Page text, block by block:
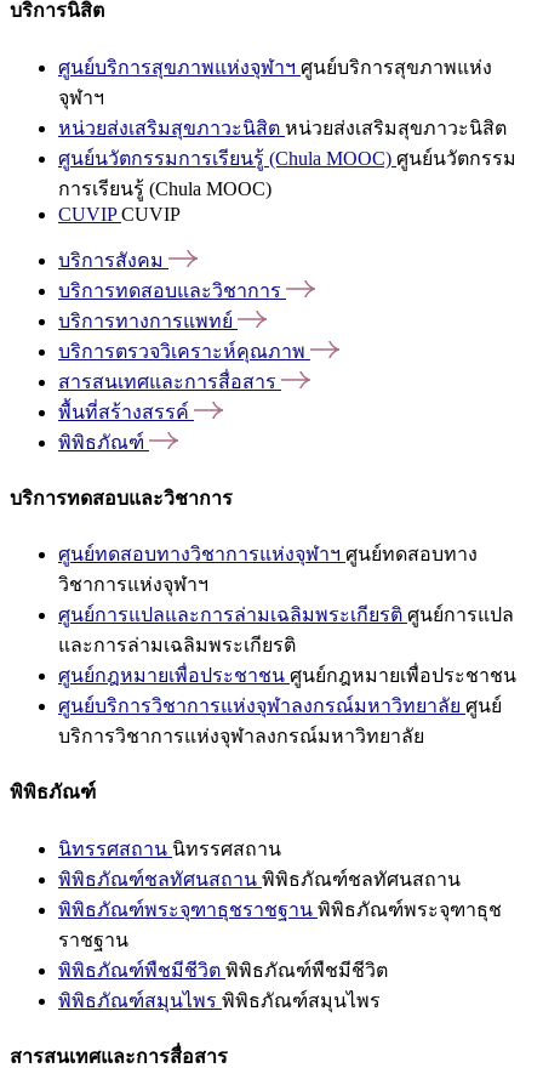
บริการนิสิต
ศูนย์บริการสุขภาพแห่งจุฬาฯ ศูนย์บริการสุขภาพแห่ง
จุฬาฯ
หน่วยส่งเสริมสุขภาวะนิสิต หน่วยส่งเสริมสุขภาวะนิสิต
ศูนย์นวัตกรรมการเรียนรู้ (Chula MOOC) ศูนย์นวัตกรรม
การเรียนรู้ (Chula MOOC)
CUVIPCUVIP
บริการสังคม
บริการทดสอบและวิชาการ
บริการทางการแพทย์
บริการตรวจวิเคราะห์คุณภาพ
สารสนเทศและการสื่อสาร
พื้นที่สร้างสรรค์
พิพิธภัณฑ์
บริการทดสอบและวิชาการ
ศูนย์ทดสอบทางวิชาการแห่งจุฬาฯ ศูนย์ทดสอบทาง
วิชาการแห่งจุฬาฯ
ศูนย์การแปลและการล่ามเฉลิมพระเกียรติ ศูนย์การแปล
และการล่ามเฉลิมพระเกียรติ
ศูนย์กฎหมายเพื่อประชาชน ศูนย์กฎหมายเพื่อประชาชน
ศูนย์บริการวิชาการแห่งจุฬาลงกรณ์มหาวิทยาลัย ศูนย์
บริการวิชาการแห่งจุฬาลงกรณ์มหาวิทยาลัย
พิพิธภัณฑ์
นิทรรศสถาน นิทรรศสถาน
พิพิธภัณฑ์ชลทัศนสถาน พิพิธภัณฑ์ชลทัศนสถาน
พิพิธภัณฑ์พระจุฑาธุชราชฐาน พิพิธภัณฑ์พระจุฑาธุช
ราชฐาน
พิพิธภัณฑ์พืชมีชีวิต พิพิธภัณฑ์พืชมีชีวิต
พิพิธภัณฑ์สมุนไพร พิพิธภัณฑ์สมุนไพร
สารสนเทศและการสื่อสาร